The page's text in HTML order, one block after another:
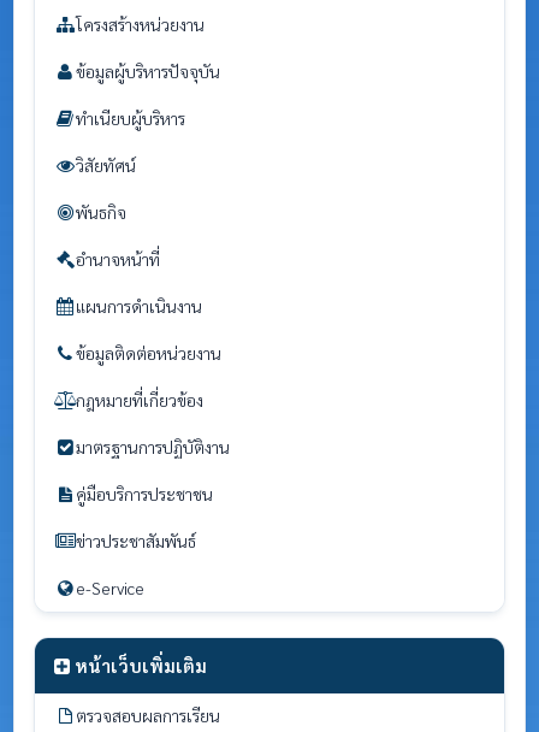
โครงสร้างหน่วยงาน
ข้อมูลผู้บริหารปัจจุบัน
ทำเนียบผู้บริหาร
วิสัยทัศน์
พันธกิจ
อำนาจหน้าที่
แผนการดำเนินงาน
ข้อมูลติดต่อหน่วยงาน
กฎหมายที่เกี่ยวข้อง
มาตรฐานการปฏิบัติงาน
คู่มือบริการประชาชน
ข่าวประชาสัมพันธ์
e-Service
หน้าเว็บเพิ่มเติม
ตรวจสอบผลการเรียน